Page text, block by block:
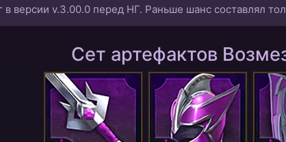
в версии v.3.00.0 перед НГ. Раньше шанс составлял
Сет артефактов